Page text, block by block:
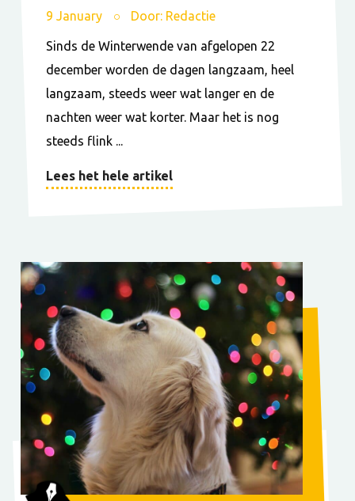
9 January Door: Redactie
Sinds de Winterwende van afgelopen 22
december worden de dagen langzaam, heel
langzaam, steeds weer wat langer en de
nachten weer wat korter. Maar het is nog
steeds flink ...
Lees het hele artikel